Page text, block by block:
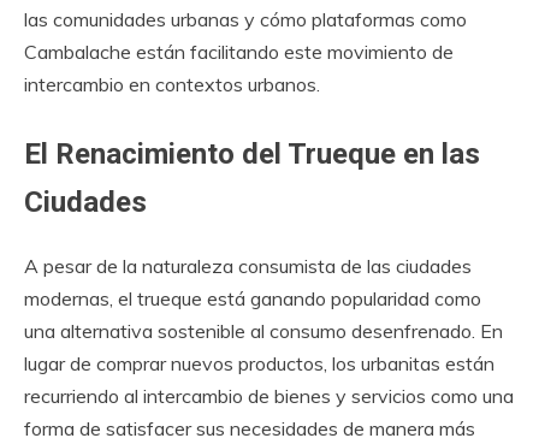
las comunidades urbanas y cómo plataformas como
Cambalache están facilitando este movimiento de
intercambio en contextos urbanos.
El Renacimiento del Trueque en las
Ciudades
A pesar de la naturaleza consumista de las ciudades
modernas, el trueque está ganando popularidad como
una alternativa sostenible al consumo desenfrenado. En
lugar de comprar nuevos productos, los urbanitas están
recurriendo al intercambio de bienes y servicios como una
forma de satisfacer sus necesidades de manera más